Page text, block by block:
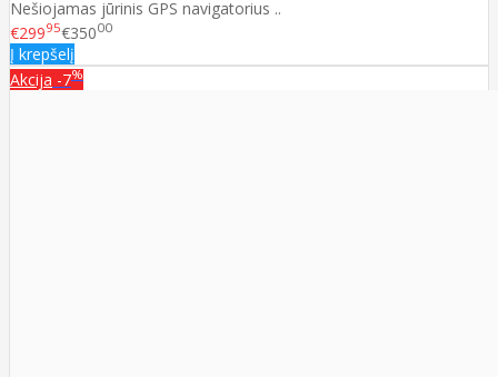
Nešiojamas jūrinis GPS navigatorius ..
€29995€35000
Į krepšelį
Akcija -7%